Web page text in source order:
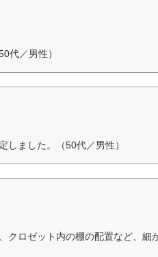
代／男性）
しました。（50代／男性）
クロゼット内の棚の配置など、細